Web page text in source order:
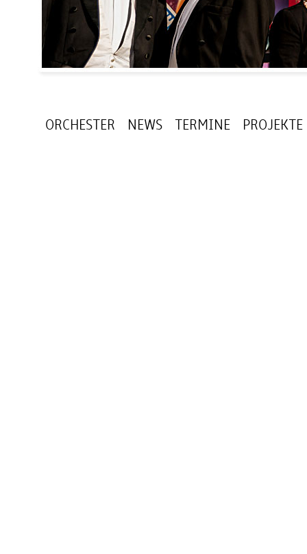
ORCHESTER NEWS TERMINE PROJEKTE